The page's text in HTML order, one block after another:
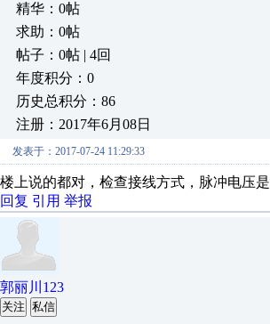
精华：0帖
求助：0帖
帖子：0帖 | 4回
年度积分：0
历史总积分：86
注册：2017年6月08日
发表于：2017-07-24 11:29:33
楼上说的都对，检查接线方式，脉冲电压
回复 引用 举报
郭丽川123
关注 私信